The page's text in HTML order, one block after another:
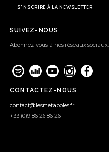
S'INSCRIRE À LA NEWSLETTER
SUIVEZ-NOUS
Abonnez-vous à nos réseaux sociaux.
CONTACTEZ-NOUS
contact@lesmetaboles.fr
+33 (0)9 86 26 86 26